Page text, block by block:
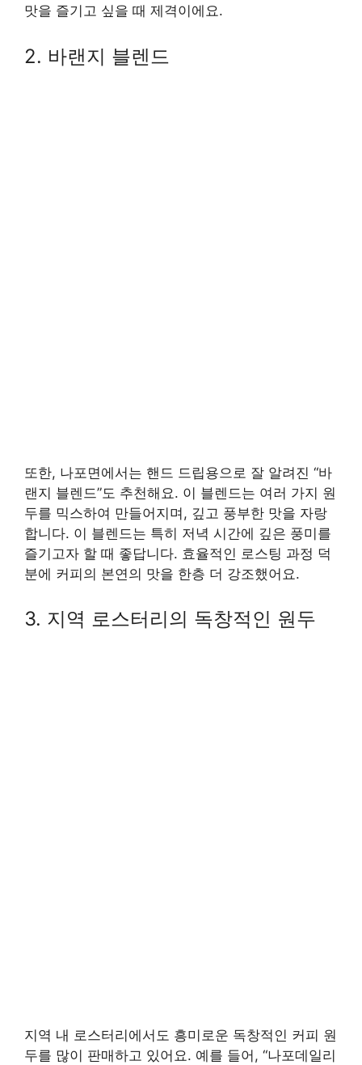
맛을 즐기고 싶을 때 제격이에요.
2. 바랜지 블렌드
또한, 나포면에서는 핸드 드립용으로 잘 알려진 “바
랜지 블렌드”도 추천해요. 이 블렌드는 여러 가지 원
두를 믹스하여 만들어지며, 깊고 풍부한 맛을 자랑
합니다. 이 블렌드는 특히 저녁 시간에 깊은 풍미를
즐기고자 할 때 좋답니다. 효율적인 로스팅 과정 덕
분에 커피의 본연의 맛을 한층 더 강조했어요.
3. 지역 로스터리의 독창적인 원두
지역 내 로스터리에서도 흥미로운 독창적인 커피 원
두를 많이 판매하고 있어요. 예를 들어, “나포데일리